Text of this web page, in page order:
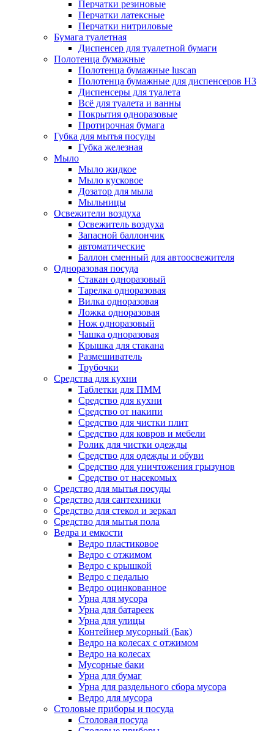
Перчатки резиновые
Перчатки латексные
Перчатки нитриловые
Бумага туалетная
Диспенсер для туалетной бумаги
Полотенца бумажные
Полотенца бумажные luscan
Полотенца бумажные для диспенсеров H3
Диспенсеры для туалета
Всё для туалета и ванны
Покрытия одноразовые
Протирочная бумага
Губка для мытья посуды
Губка железная
Мыло
Мыло жидкое
Мыло кусковое
Дозатор для мыла
Мыльницы
Освежители воздуха
Освежитель воздуха
Запасной баллончик
автоматические
Баллон сменный для автоосвежителя
Одноразовая посуда
Стакан одноразовый
Тарелка одноразовая
Вилка одноразовая
Ложка одноразовая
Нож одноразовый
Чашка одноразовая
Крышка для стакана
Размешиватель
Трубочки
Средства для кухни
Таблетки для ПММ
Средство для кухни
Средство от накипи
Средство для чистки плит
Средство для ковров и мебели
Ролик для чистки одежды
Средство для одежды и обуви
Средство для уничтожения грызунов
Средство от насекомых
Средство для мытья посуды
Средство для сантехники
Средство для стекол и зеркал
Средство для мытья пола
Ведра и емкости
Ведро пластиковое
Ведро с отжимом
Ведро с крышкой
Ведро с педалью
Ведро оцинкованное
Урна для мусора
Урна для батареек
Урна для улицы
Контейнер мусорный (Бак)
Ведро на колесах с отжимом
Ведро на колесах
Мусорные баки
Урна для бумаг
Урна для раздельного сбора мусора
Ведро для мусора
Столовые приборы и посуда
Столовая посуда